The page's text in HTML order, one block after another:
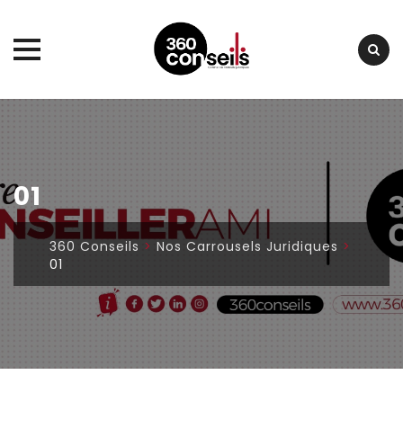
01
360 Conseils > Nos Carrousels Juridiques >
01